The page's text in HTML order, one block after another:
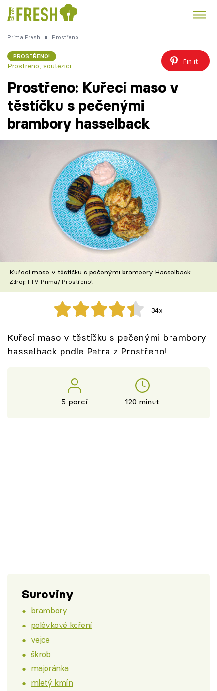
Česká kuchyně
Témata
TV Program
Škola vaření
Speciál: Cuketa
Těhotnej kuchař
Přihlášení
Prima Fresh ■ Prostřeno!
PROSTŘENO!
Prostřeno, soutěžící
Pin it
Prostřeno: Kuřecí maso v
těstíčku s pečenými
brambory hasselback
Kuřecí maso v těstíčku s pečenými brambory Hasselback
Zdroj: FTV Prima/ Prostřeno!
34x
Kuřecí maso v těstíčku s pečenými brambory
hasselback podle Petra z Prostřeno!
5 porcí 120 minut
Suroviny
brambory
polévkové koření
vejce
škrob
majoránka
mletý kmín